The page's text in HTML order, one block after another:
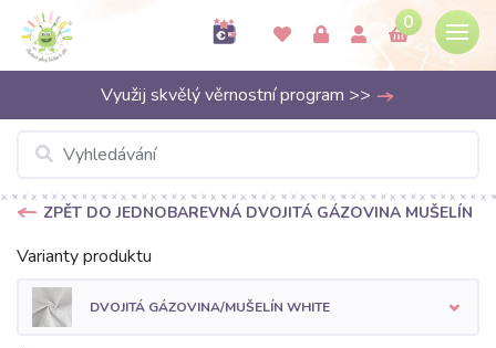
0
Využij skvělý věrnostní program >>
ZPĚT DO JEDNOBAREVNÁ DVOJITÁ GÁZOVINA MUŠELÍN
Varianty produktu
DVOJITÁ GÁZOVINA/MUŠELÍN WHITE